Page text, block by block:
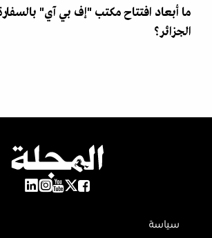
ما أبعاد افتتاح مكتب "إف بي آي" بالسفارة
الجزائر؟
سياسة